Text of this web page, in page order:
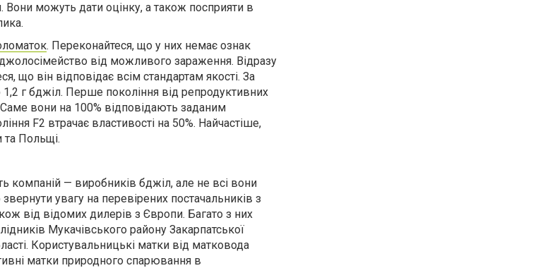
можуть дати оцінку, а також посприяти в
. Переконайтеся, що у них немає ознак
від можливого зараження. Відразу
що він відповідає всім стандартам якості. За
г бджіл. Перше покоління від репродуктивних
вони на 100% відповідають заданим
F2 втрачає властивості на 50%. Найчастіше,
та Польщі.
компаній — виробників бджіл, але не всі вони
увагу на перевірених постачальників з
від відомих дилерів з Європи. Багато з них
Мукачівського району Закарпатської
Користувальницькі матки від матковода
матки природного спарювання в